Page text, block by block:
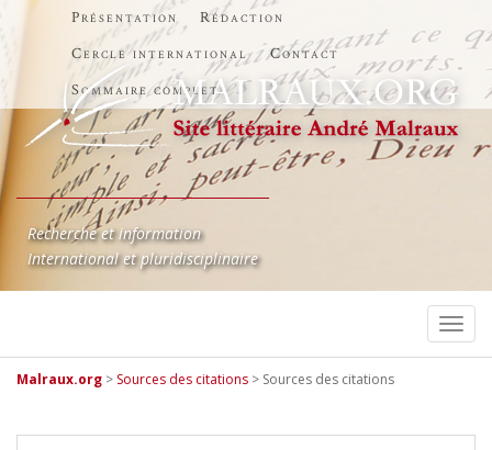
Présentation
Rédaction
Cercle international
Contact
Sommaire complet
Recherche et information
International et pluridisciplinaire
Malraux.org > Sources des citations > Sources des citations